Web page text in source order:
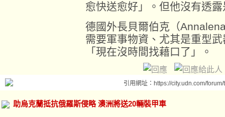
愈快送愈好」。但他沒有透
德國外長貝爾伯克（
需要軍事物資、尤其是重型
「現在沒時間找藉口了」。
引用網址：https://city.udn.com/
助烏克蘭抵抗俄羅斯侵略 澳洲將送20輛裝甲車